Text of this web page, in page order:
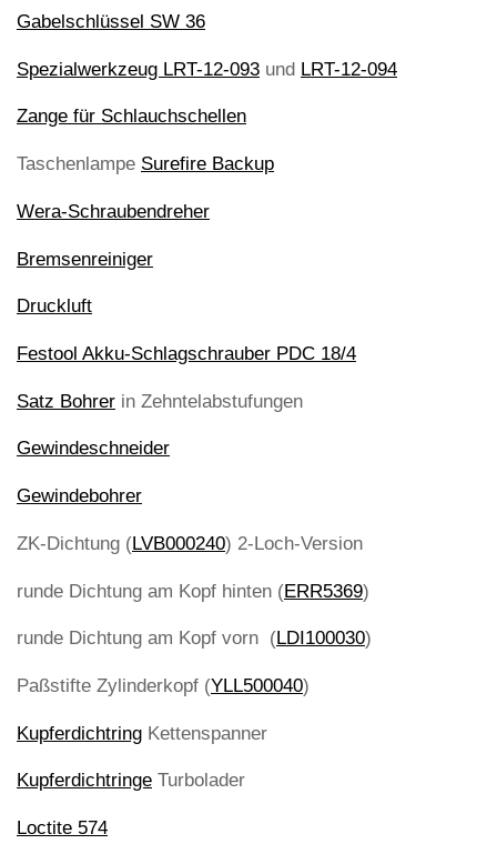
Gabelschlüssel SW 36
Spezialwerkzeug LRT-12-093 und LRT-12-094
Zange für Schlauchschellen
Taschenlampe Surefire Backup
Wera-Schraubendreher
Bremsenreiniger
Druckluft
Festool Akku-Schlagschrauber PDC 18/4
Satz Bohrer in Zehntelabstufungen
Gewindeschneider
Gewindebohrer
ZK-Dichtung (LVB000240) 2-Loch-Version
runde Dichtung am Kopf hinten (ERR5369)
runde Dichtung am Kopf vorn (LDI100030)
Paßstifte Zylinderkopf (YLL500040)
Kupferdichtring Kettenspanner
Kupferdichtringe Turbolader
Loctite 574